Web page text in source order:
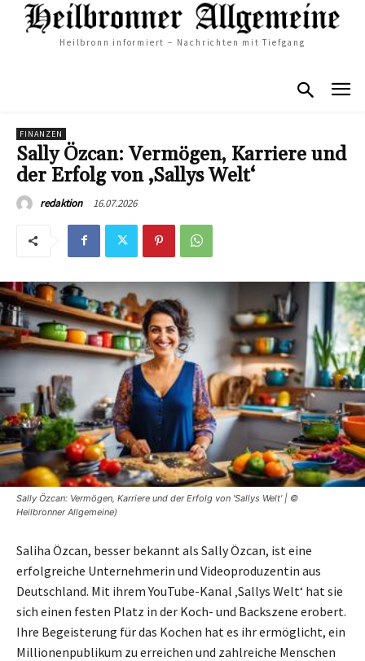
Heilbronn informiert – Nachrichten mit Tiefgang
FINANZEN
Sally Özcan: Vermögen, Karriere und
der Erfolg von ‚Sallys Welt‘
redaktion 16.07.2026
Sally Özcan: Vermögen, Karriere und der Erfolg von 'Sallys Welt' | ©
Heilbronner Allgemeine)
Saliha Özcan, besser bekannt als Sally Özcan, ist eine
erfolgreiche Unternehmerin und Videoproduzentin aus
Deutschland. Mit ihrem YouTube-Kanal ‚Sallys Welt‘ hat sie
sich einen festen Platz in der Koch- und Backszene erobert.
Ihre Begeisterung für das Kochen hat es ihr ermöglicht, ein
Millionenpublikum zu erreichen und zahlreiche Menschen